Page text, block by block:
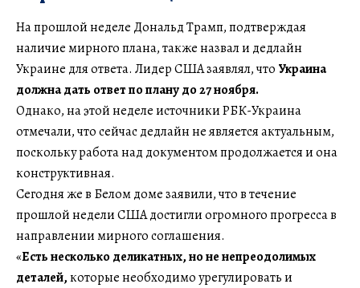
На прошлой неделе Дональд Трамп, подтверждая
наличие мирного плана, также назвал и дедлайн
Украине для ответа. Лидер США заявлял, что Украина
должна дать ответ по плану до 27 ноября.
Однако, на этой неделе источники РБК-Украина
отмечали, что сейчас дедлайн не является актуальным,
поскольку работа над документом продолжается и она
конструктивная.
Сегодня же в Белом доме заявили, что в течение
прошлой недели США достигли огромного прогресса в
направлении мирного соглашения.
«Есть несколько деликатных, но не непреодолимых
деталей,которые необходимо урегулировать и